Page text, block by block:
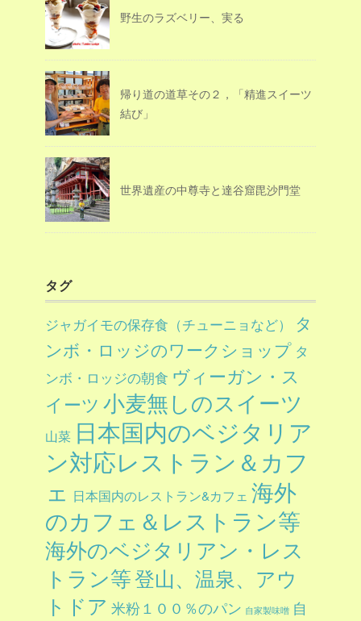
野生のラズベリー、実る
帰り道の道草その２，「精進スイーツ
結び」
世界遺産の中尊寺と達谷窟毘沙門堂
タグ
ジャガイモの保存食（チューニョなど）
タ
ンボ・ロッジのワークショップ タ
ンボ・ロッジの朝食 ヴィーガン・ス
イーツ 小麦無しのスイーツ
山菜 日本国内のベジタリア
ン対応レストラン＆カフ
ェ 日本国内のレストラン&カフェ 海外
のカフェ＆レストラン等
海外のベジタリアン・レス
トラン等登山、温泉、アウ
トドア 米粉１００％のパン 自家製味噌 自